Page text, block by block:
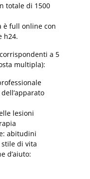
totale di 1500
è full online con
h24.
a 5
multipla):
lesioni
abitudini
di vita
d’aiuto: